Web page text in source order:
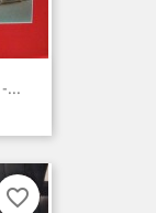
...
favorite_border